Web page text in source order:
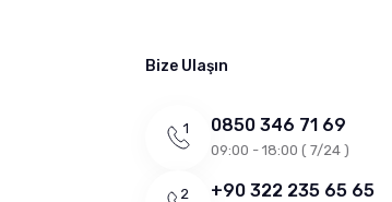
Bize Ulaşın
0850 346 71 69
09:00 - 18:00 ( 7/24 )
+90 322 235 65 65